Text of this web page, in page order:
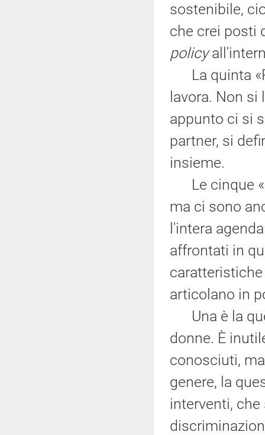
sostenibile,
che crei posti
policy
La quinta
lavora. Non
appunto ci si
partner, si
insieme.
Le cinque
ma ci sono
l'intera
affrontati in
articolano in
Una è la
donne. È
conosciuti,
genere, la
interventi,